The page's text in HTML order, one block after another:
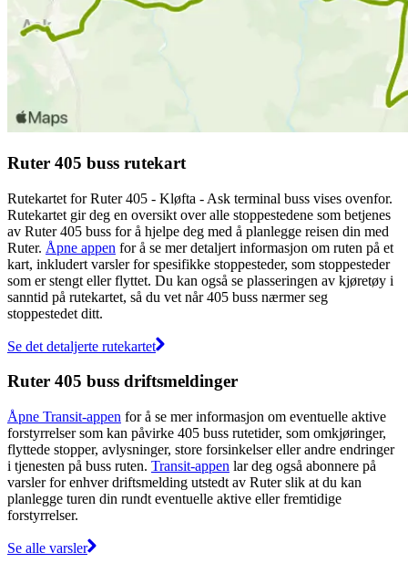
Ruter 405 buss rutekart
Rutekartet for Ruter 405 - Kløfta - Ask terminal buss vises ovenfor.
Rutekartet gir deg en oversikt over alle stoppestedene som betjenes
av Ruter 405 buss for å hjelpe deg med å planlegge reisen din med
Ruter. Åpne appen for å se mer detaljert informasjon om ruten på et
kart, inkludert varsler for spesifikke stoppesteder, som stoppesteder
som er stengt eller flyttet. Du kan også se plasseringen av kjøretøy i
sanntid på rutekartet, så du vet når 405 buss nærmer seg
stoppestedet ditt.
Se det detaljerte rutekartet
Ruter 405 buss driftsmeldinger
Åpne Transit-appen for å se mer informasjon om eventuelle aktive
forstyrrelser som kan påvirke 405 buss rutetider, som omkjøringer,
flyttede stopper, avlysninger, store forsinkelser eller andre endringer
i tjenesten på buss ruten. Transit-appen lar deg også abonnere på
varsler for enhver driftsmelding utstedt av Ruter slik at du kan
planlegge turen din rundt eventuelle aktive eller fremtidige
forstyrrelser.
Se alle varsler